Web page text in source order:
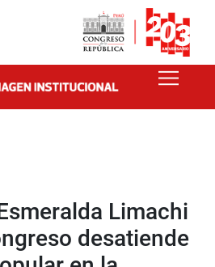
Limachi
desatiende